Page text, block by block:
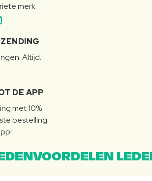
merk
Altijd.
DE APP
met 10%
bestelling